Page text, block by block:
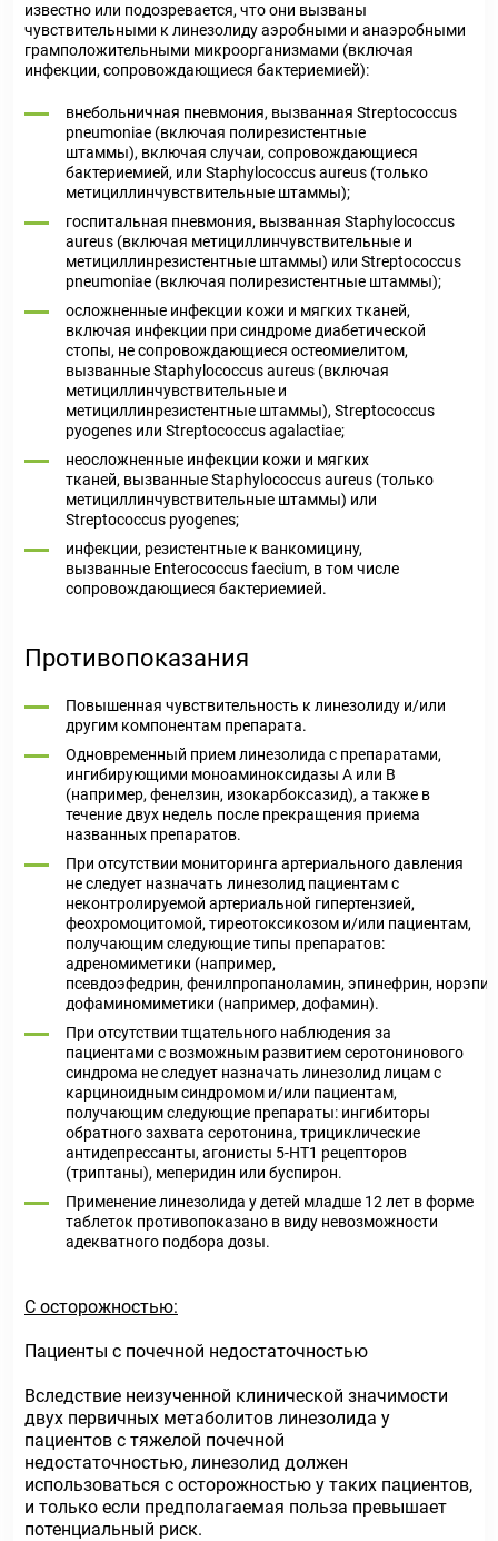
известно или подозревается, что они вызваны
чувствительными к линезолиду аэробными и анаэробными
грамположительными микроорганизмами (включая
инфекции, сопровождающиеся бактериемией):
внебольничная пневмония, вызванная Streptococcus
pneumoniae (включая полирезистентные
штаммы), включая случаи, сопровождающиеся
бактериемией, или Staphylococcus aureus (только
метициллинчувствительные штаммы);
госпитальная пневмония, вызванная Staphylococcus
aureus (включая метициллинчувствительные и
метициллинрезистентные штаммы) или Streptococcus
pneumoniae (включая полирезистентные штаммы);
осложненные инфекции кожи и мягких тканей,
включая инфекции при синдроме диабетической
стопы, не сопровождающиеся остеомиелитом,
вызванные Staphylococcus aureus (включая
метициллинчувствительные и
метициллинрезистентные штаммы), Streptococcus
pyogenes или Streptococcus agalactiae;
неосложненные инфекции кожи и мягких
тканей, вызванные Staphylococcus aureus (только
метициллинчувствительные штаммы) или
Streptococcus pyogenes;
инфекции, резистентные к ванкомицину,
вызванные Enterococcus faecium, в том числе
сопровождающиеся бактериемией.
Противопоказания
Повышенная чувствительность к линезолиду и/или
другим компонентам препарата.
Одновременный прием линезолида с препаратами,
ингибирующими моноаминоксидазы А или В
(например, фенелзин, изокарбоксазид), а также в
течение двух недель после прекращения приема
названных препаратов.
При отсутствии мониторинга артериального давления
не следует назначать линезолид пациентам с
неконтролируемой артериальной гипертензией,
феохромоцитомой, тиреотоксикозом и/или пациентам,
получающим следующие типы препаратов:
адреномиметики (например,
псевдоэфедрин, фенилпропаноламин, эпинефрин,
дофаминомиметики (например, дофамин).
При отсутствии тщательного наблюдения за
пациентами с возможным развитием серотонинового
синдрома не следует назначать линезолид лицам с
карциноидным синдромом и/или пациентам,
получающим следующие препараты: ингибиторы
обратного захвата серотонина, трициклические
антидепрессанты, агонисты 5-НТ1 рецепторов
(триптаны), меперидин или буспирон.
Применение линезолида у детей младше 12 лет в форме
таблеток противопоказано в виду невозможности
адекватного подбора дозы.
С осторожностью:
Пациенты с почечной недостаточностью
Вследствие неизученной клинической значимости
двух первичных метаболитов линезолида у
пациентов с тяжелой почечной
недостаточностью, линезолид должен
использоваться с осторожностью у таких пациентов,
и только если предполагаемая польза превышает
потенциальный риск.